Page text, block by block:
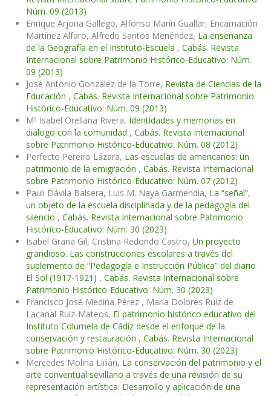
Núm. 09 (2013)
Enrique Arjona Gallego, Alfonso Marín Guallar, Encarnación
Martínez Alfaro, Alfredo Santos Menéndez, La enseñanza
de la Geografía en el Instituto-Escuela , Cabás. Revista
Internacional sobre Patrimonio Histórico-Educativo: Núm.
09 (2013)
José Antonio González de la Torre, Revista de Ciencias de la
Educación , Cabás. Revista Internacional sobre Patrimonio
Histórico-Educativo: Núm. 09 (2013)
Mª Isabel Orellana Rivera, Identidades y memorias en
diálogo con la comunidad , Cabás. Revista Internacional
sobre Patrimonio Histórico-Educativo: Núm. 08 (2012)
Perfecto Pereiro Lázara, Las escuelas de americanos: un
patrimonio de la emigración , Cabás. Revista Internacional
sobre Patrimonio Histórico-Educativo: Núm. 07 (2012)
Pauli Dávila Balsera, Luis M. Naya Garmendia, La “señal”,
un objeto de la escuela disciplinada y de la pedagogía del
silencio , Cabás. Revista Internacional sobre Patrimonio
Histórico-Educativo: Núm. 30 (2023)
Isabel Grana Gil, Cristina Redondo Castro, Un proyecto
grandioso. Las construcciones escolares a través del
suplemento de “Pedagogía e Instrucción Pública” del diario
El Sol (1917-1921) , Cabás. Revista Internacional sobre
Patrimonio Histórico-Educativo: Núm. 30 (2023)
Francisco José Medina Pérez , María Dolores Ruiz de
Lacanal Ruiz-Mateos, El patrimonio histórico educativo del
Instituto Columela de Cádiz desde el enfoque de la
conservación y restauración , Cabás. Revista Internacional
sobre Patrimonio Histórico-Educativo: Núm. 30 (2023)
Mercedes Molina Liñán, La conservación del patrimonio y el
arte conventual sevillano a través de una revisión de su
representación artística. Desarrollo y aplicación de una